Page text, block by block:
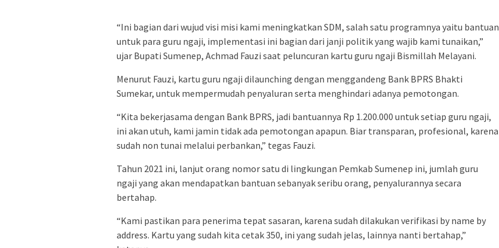
“Ini bagian dari wujud visi misi kami meningkatkan SDM, salah satu programnya yaitu bantuan
untuk para guru ngaji, implementasi ini bagian dari janji politik yang wajib kami tunaikan,”
ujar Bupati Sumenep, Achmad Fauzi saat peluncuran kartu guru ngaji Bismillah Melayani.
Menurut Fauzi, kartu guru ngaji dilaunching dengan menggandeng Bank BPRS Bhakti
Sumekar, untuk mempermudah penyaluran serta menghindari adanya pemotongan.
“Kita bekerjasama dengan Bank BPRS, jadi bantuannya Rp 1.200.000 untuk setiap guru ngaji,
ini akan utuh, kami jamin tidak ada pemotongan apapun. Biar transparan, profesional, karena
sudah non tunai melalui perbankan,” tegas Fauzi.
Tahun 2021 ini, lanjut orang nomor satu di lingkungan Pemkab Sumenep ini, jumlah guru
ngaji yang akan mendapatkan bantuan sebanyak seribu orang, penyalurannya secara
bertahap.
“Kami pastikan para penerima tepat sasaran, karena sudah dilakukan verifikasi by name by
address. Kartu yang sudah kita cetak 350, ini yang sudah jelas, lainnya nanti bertahap,”